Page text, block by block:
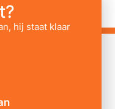
hij staat klaar